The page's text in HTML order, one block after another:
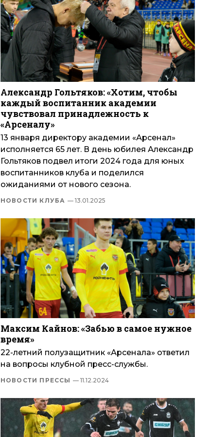
Александр Гольтяков: «Хотим, чтобы
каждый воспитанник академии
чувствовал принадлежность к
«Арсеналу»
13 января директору академии «Арсенал»
исполняется 65 лет. В день юбилея Александр
Гольтяков подвел итоги 2024 года для юных
воспитанников клуба и поделился
ожиданиями от нового сезона.
НОВОСТИ КЛУБА — 13.01.2025
Максим Кайнов: «Забью в самое нужное
время»
22-летний полузащитник «Арсенала» ответил
на вопросы клубной пресс-службы.
НОВОСТИ ПРЕССЫ — 11.12.2024